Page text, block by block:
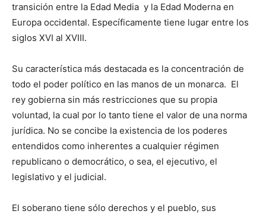
transición entre la Edad Media y la Edad Moderna en
Europa occidental. Específicamente tiene lugar entre los
siglos XVI al XVIII.
Su característica más destacada es la concentración de
todo el poder político en las manos de un monarca. El
rey gobierna sin más restricciones que su propia
voluntad, la cual por lo tanto tiene el valor de una norma
jurídica. No se concibe la existencia de los poderes
entendidos como inherentes a cualquier régimen
republicano o democrático, o sea, el ejecutivo, el
legislativo y el judicial.
El soberano tiene sólo derechos y el pueblo, sus